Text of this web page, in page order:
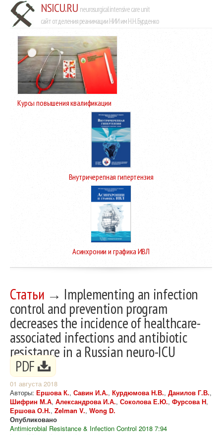
NSICU.RU neurosurgical intensive care unit
сайт отделения реанимации НИИ им Н.Н. Бурденко
Курсы повышения квалификации
Внутричерепная гипертензия
Асинхронии и графика ИВЛ
Статьи → Implementing an infection
control and prevention program
decreases the incidence of healthcare-
associated infections and antibiotic
resistance in a Russian neuro-ICU
PDF
01 августа 2018
Авторы: Ершова К., Савин И.А., Курдюмова Н.В., Данилов Г.В.,
Шифрин М.А, Александрова И.А., Соколова Е.Ю., Фурсова Н,
Ершова О.Н., Zelman V., Wong D.
Опубликовано
Antimicrobial Resistance & Infection Control 2018 7:94